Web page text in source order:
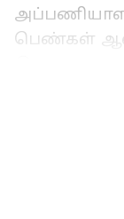
பெண்கள்